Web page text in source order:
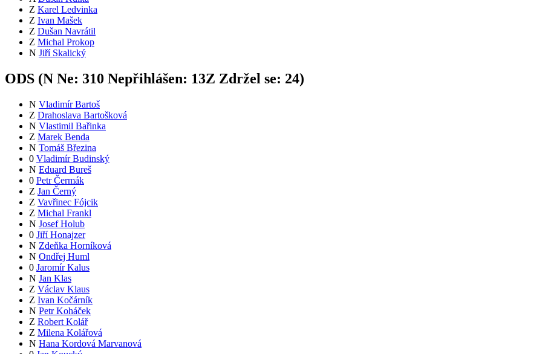
Z Karel Ledvinka
Z Ivan Mašek
Z Dušan Navrátil
Z Michal Prokop
N Jiří Skalický
ODS (N Ne: 310 Nepřihlášen: 13Z Zdržel se: 24)
N Vladimír Bartoš
Z Drahoslava Bartošková
N Vlastimil Bařinka
Z Marek Benda
N Tomáš Březina
0 Vladimír Budinský
N Eduard Bureš
0 Petr Čermák
Z Jan Černý
Z Vavřinec Fójcik
Z Michal Frankl
N Josef Holub
0 Jiří Honajzer
N Zdeňka Horníková
N Ondřej Huml
0 Jaromír Kalus
N Jan Klas
Z Václav Klaus
Z Ivan Kočárník
N Petr Koháček
Z Robert Kolář
Z Milena Kolářová
N Hana Kordová Marvanová